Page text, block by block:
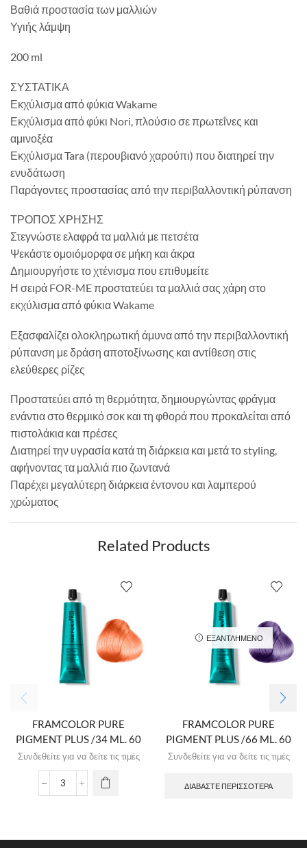
Βαθιά προστασία των μαλλιών
Υγιής λάμψη
200 ml
ΣΥΣΤΑΤΙΚΑ
Εκχύλισμα από φύκια Wakame
Εκχύλισμα από φύκι Nori, πλούσιο σε πρωτεΐνες και
αμινοξέα
Εκχύλισμα Tara (περουβιανό χαρούπι) που διατηρεί την
ενυδάτωση
Παράγοντες προστασίας από την περιβαλλοντική ρύπανση
ΤΡΟΠΟΣ ΧΡΗΣΗΣ
Στεγνώστε ελαφρά τα μαλλιά με πετσέτα
Ψεκάστε ομοιόμορφα σε μήκη και άκρα
Δημιουργήστε το χτένισμα που επιθυμείτε
Η σειρά FOR-ME προστατεύει τα μαλλιά σας χάρη στο
εκχύλισμα από φύκια Wakame
Εξασφαλίζει ολοκληρωτική άμυνα από την περιβαλλοντική
ρύπανση με δράση αποτοξίνωσης και αντίθεση στις
ελεύθερες ρίζες
Προστατεύει από τη θερμότητα, δημιουργώντας φράγμα
ενάντια στο θερμικό σοκ και τη φθορά που προκαλείται από
πιστολάκια και πρέσες
Διατηρεί την υγρασία κατά τη διάρκεια και μετά το styling,
αφήνοντας τα μαλλιά πιο ζωντανά
Παρέχει μεγαλύτερη διάρκεια έντονου και λαμπερού
χρώματος
Related Products
FRAMCOLOR PURE
PIGMENT PLUS /34 ML. 60
Συνδεθείτε για να δείτε τις τιμές
ΕΞΑΝΤΛΗΜΈΝΟ
FRAMCOLOR PURE
PIGMENT PLUS /66 ML. 60
Συνδεθείτε για να δείτε τις τιμές
ΔΙΑΒΆΣΤΕ ΠΕΡΙΣΣΌΤΕΡΑ